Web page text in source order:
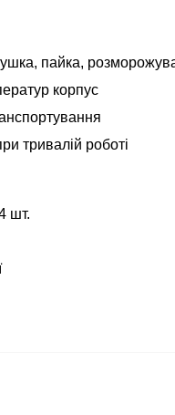
пайка,
корпус
тривалій роботі
шт.